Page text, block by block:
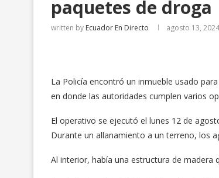
paquetes de droga
written by Ecuador En Directo agosto 13, 2024
La Policía encontró un inmueble usado
en donde las autoridades cumplen varios
El operativo se ejecutó el lunes 12 de
Durante un allanamiento a un terreno, los
Al interior, había una estructura de madera